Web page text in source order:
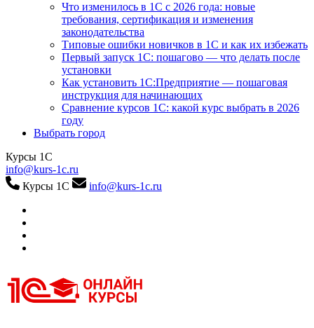
Что изменилось в 1С с 2026 года: новые
требования, сертификация и изменения
законодательства
Типовые ошибки новичков в 1С и как их избежать
Первый запуск 1С: пошагово — что делать после
установки
Как установить 1С:Предприятие — пошаговая
инструкция для начинающих
Сравнение курсов 1С: какой курс выбрать в 2026
году
Выбрать город
Курсы 1С
info@kurs-1c.ru
Курсы 1С
info@kurs-1c.ru